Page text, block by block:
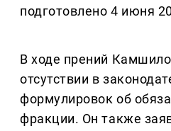
подготовлено 4 июня
В ходе прений
отсутствии в
формулировок об
фракции. Он также